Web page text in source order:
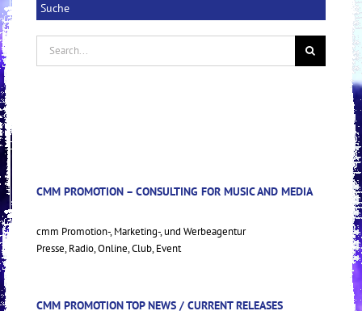
Suche
CMM PROMOTION – CONSULTING FOR MUSIC AND MEDIA
cmm Promotion-, Marketing-, und Werbeagentur
Presse, Radio, Online, Club, Event
CMM PROMOTION TOP NEWS / CURRENT RELEASES